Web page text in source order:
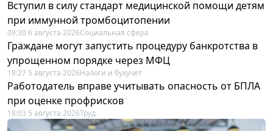
Вступил в силу стандарт медицинской помощи детям
при иммунной тромбоцитопении
09:30 6 августа 2026Социальная сфера
Граждане могут запустить процедуру банкротства в
упрощенном порядке через МФЦ
18:27 5 августа 2026Налоги и бухучет
Работодатель вправе учитывать опасность от БПЛА
при оценке профрисков
18:03 5 августа 2026Труд